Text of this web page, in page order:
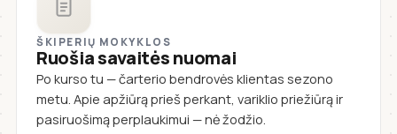
ŠKIPERIŲ MOKYKLOS
Ruošia savaitės nuomai
Po kurso tu — čarterio bendrovės klientas sezono
metu. Apie apžiūrą prieš perkant, variklio priežiūrą ir
pasiruošimą perplaukimui — nė žodžio.